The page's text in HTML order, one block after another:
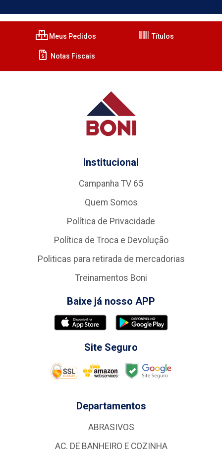
Meus Pedidos Títulos
Notas Fiscais
Institucional
Campanha TV 65
Quem Somos
Política de Privacidade
Política de Troca e Devolução
Politicas para retirada de mercadorias
Treinamentos Boni
Baixe já nosso APP
Site Seguro
Departamentos
ABRASIVOS
AC. DE BANHEIRO E COZINHA